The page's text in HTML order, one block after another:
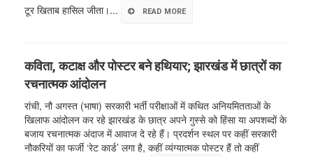
टूर खिताब हासिल जीता।...
READ MORE
कविता, कटाक्ष और पोस्टर बने हथियार; झारखंड में छात्रों का
रचनात्मक आंदोलन
रांची, नौ अगस्त (भाषा) सरकारी भर्ती परीक्षाओं में कथित अनियमितताओं के
खिलाफ आंदोलन कर रहे झारखंड के छात्र अपने गुस्से को हिंसा या अपशब्दों के
बजाय रचनात्मक अंदाज में आवाज दे रहे हैं। प्रदर्शन स्थल पर कहीं सरकारी
नौकरियों का फर्जी ‘रेट कार्ड’ लगा है, कहीं व्यंग्यात्मक पोस्टर हैं तो कहीं